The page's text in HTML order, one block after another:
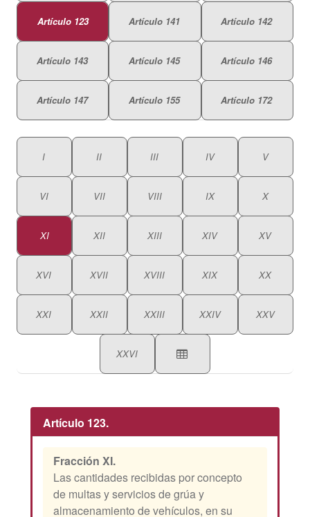
Artículo 123 Artículo 141 Artículo 142
Artículo 143 Artículo 145 Artículo 146
Artículo 147 Artículo 155 Artículo 172
I II III IV V
VI VII VIII IX X
XI XII XIII XIV XV
XVI XVII XVIII XIX XX
XXI XXII XXIII XXIV XXV
XXVI
Artículo 123.
Fracción XI.
Las cantidades recibidas por concepto
de multas y servicios de grúa y
almacenamiento de vehículos, en su